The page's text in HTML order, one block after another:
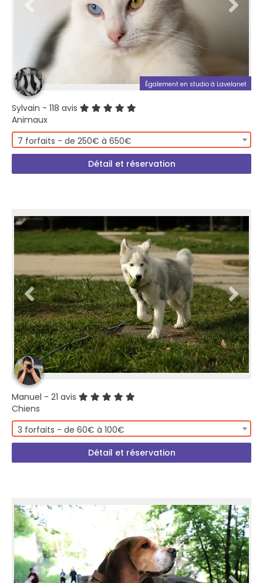
Également en studio à Lavelanet
Sylvain - 118 avis
Animaux
7 forfaits - de 250€ à 650€
Détail et réservation
Manuel - 21 avis
Chiens
3 forfaits - de 60€ à 100€
Détail et réservation